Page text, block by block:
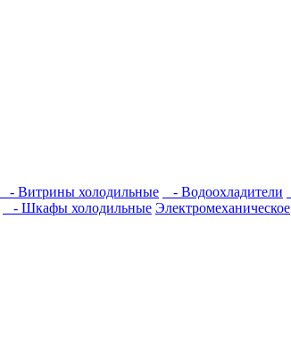
- Витрины холодильные - Водоохладители
- Шкафы холодильные Электромеханическое